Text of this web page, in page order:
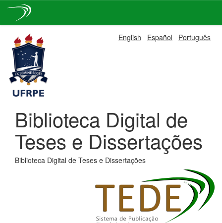
navigation
English Español Português
Biblioteca Digital de
Teses e Dissertações
Biblioteca Digital de Teses e Dissertações